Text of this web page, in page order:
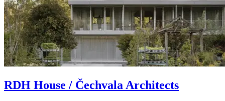
RDH House / Čechvala Architects